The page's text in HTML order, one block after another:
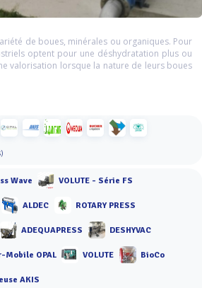
de boues, minérales ou organiques. Pour
optent pour une déshydratation plus ou
valorisation lorsque la nature de leurs boues
Wave VOLUTE - Série FS
ALDEC ROTARY PRESS
ADEQUAPRESS DESHYVAC
Mobile OPAL VOLUTE BioCo
AKIS